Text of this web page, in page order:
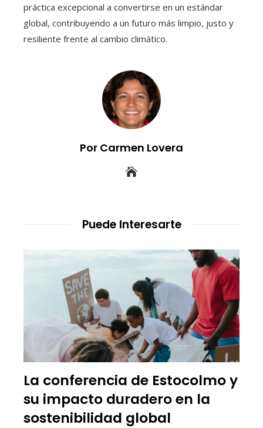
práctica excepcional a convertirse en un estándar
global, contribuyendo a un futuro más limpio, justo y
resiliente frente al cambio climático.
Por Carmen Lovera
Puede Interesarte
La conferencia de Estocolmo y
su impacto duradero en la
sostenibilidad global